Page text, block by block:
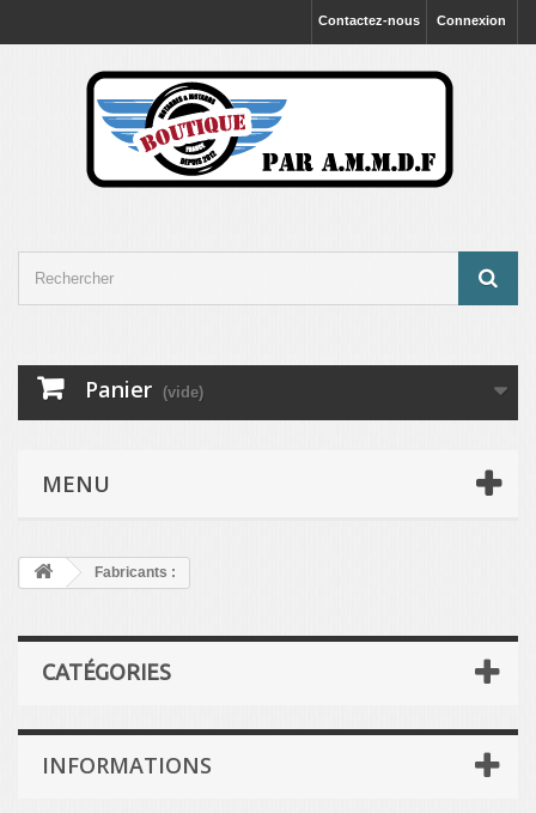
Connexion
Contactez-nous
Panier (vide)
MENU
Fabricants :
CATÉGORIES
INFORMATIONS